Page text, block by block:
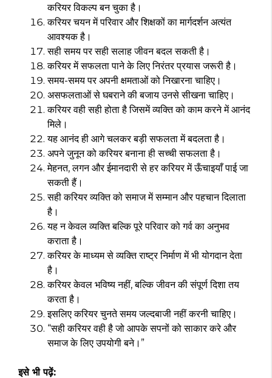
करियर विकल्प बन चुका है।
करियर चयन में परिवार और शिक्षकों का मार्गदर्शन अत्यंत
आवश्यक है।
सही समय पर सही सलाह जीवन बदल सकती है।
करियर में सफलता पाने के लिए निरंतर प्रयास जरूरी है।
समय-समय पर अपनी क्षमताओं को निखारना चाहिए।
असफलताओं से घबराने की बजाय उनसे सीखना चाहिए।
करियर वही सही होता है जिसमें व्यक्ति को काम करने में आनंद
मिले।
यह आनंद ही आगे चलकर बड़ी सफलता में बदलता है।
अपने जुनून को करियर बनाना ही सच्ची सफलता है।
मेहनत, लगन और ईमानदारी से हर करियर में ऊँचाइयाँ पाई जा
सकती हैं।
सही करियर व्यक्ति को समाज में सम्मान और पहचान दिलाता
है।
यह न केवल व्यक्ति बल्कि पूरे परिवार को गर्व का अनुभव
कराता है।
करियर के माध्यम से व्यक्ति राष्ट्र निर्माण में भी योगदान देता
है।
करियर केवल भविष्य नहीं, बल्कि जीवन की संपूर्ण दिशा तय
करता है।
इसलिए करियर चुनते समय जल्दबाजी नहीं करनी चाहिए।
“सही करियर वही है जो आपके सपनों को साकार करे और
समाज के लिए उपयोगी बने।”
इसे भी पढ़ें: